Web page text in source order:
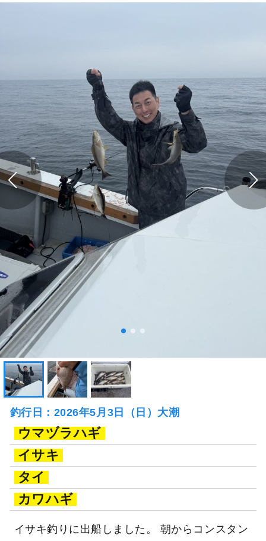
釣行日：2026年5月3日（日）大潮
ウマヅラハギ
イサキ
タイ
カワハギ
イサキ釣りに出船しました。 朝からコンスタン